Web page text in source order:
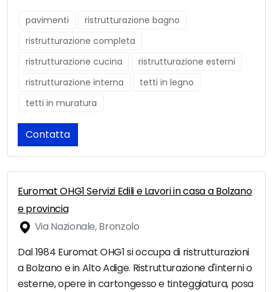
pavimenti
ristrutturazione bagno
ristrutturazione completa
ristrutturazione cucina
ristrutturazione esterni
ristrutturazione interna
tetti in legno
tetti in muratura
Contatta
Euromat OHG1 Servizi Edili e Lavori in casa a Bolzano
e provincia
Via Nazionale, Bronzolo
Dal 1984 Euromat OHG1 si occupa di ristrutturazioni
a Bolzano e in Alto Adige. Ristrutturazione d'interni o
esterne, opere in cartongesso e tinteggiatura, posa